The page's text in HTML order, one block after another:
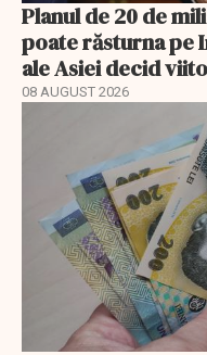
Planul de 20 de
poate răsturna pe
ale Asiei decid
08 AUGUST 2026